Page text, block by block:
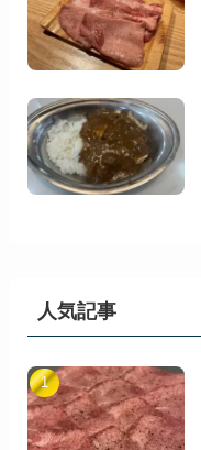
人気記事